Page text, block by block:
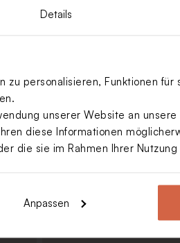
Details
personalisieren, Funktionen für
unserer Website an
diese Informationen
die sie im Rahmen Ihrer
Anpassen
Mehr anzeigen